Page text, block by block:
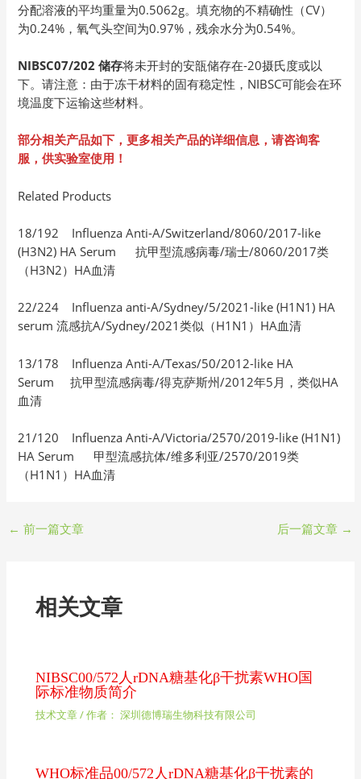
分配溶液的平均重量为0.5062g。填充物的不精确性（CV）
为0.24%，氧气头空间为0.97%，残余水分为0.54%。
NIBSC07/202 储存将未开封的安瓿储存在-20摄氏度或以
下。请注意：由于冻干材料的固有稳定性，NIBSC可能会在环
境温度下运输这些材料。
部分相关产品如下，更多相关产品的详细信息，请咨询客
服，供实验室使用！
Related Products
18/192 Influenza Anti-A/Switzerland/8060/2017-like
(H3N2) HA Serum 抗甲型流感病毒/瑞士/8060/2017类
（H3N2）HA血清
22/224 Influenza anti-A/Sydney/5/2021-like (H1N1) HA
serum 流感抗A/Sydney/2021类似（H1N1）HA血清
13/178 Influenza Anti-A/Texas/50/2012-like HA
Serum 抗甲型流感病毒/得克萨斯州/2012年5月，类似HA
血清
21/120 Influenza Anti-A/Victoria/2570/2019-like (H1N1)
HA Serum 甲型流感抗体/维多利亚/2570/2019类
（H1N1）HA血清
← 前一篇文章 后一篇文章 →
相关文章
NIBSC00/572人rDNA糖基化β干扰素WHO国
际标准物质简介
技术文章/ 作者： 深圳德博瑞生物科技有限公司
WHO标准品00/572人rDNA糖基化β干扰素的